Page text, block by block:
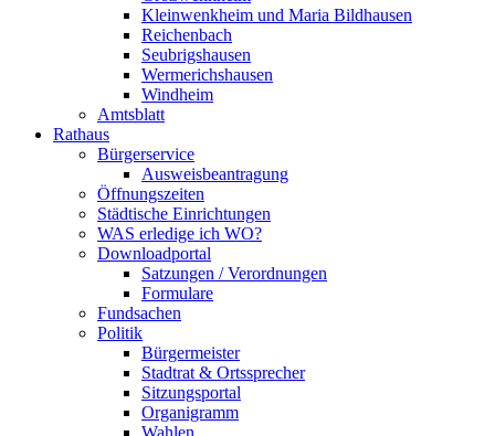
Kleinwenkheim und Maria Bildhausen
Reichenbach
Seubrigshausen
Wermerichshausen
Windheim
Amtsblatt
Rathaus
Bürgerservice
Ausweisbeantragung
Öffnungszeiten
Städtische Einrichtungen
WAS erledige ich WO?
Downloadportal
Satzungen / Verordnungen
Formulare
Fundsachen
Politik
Bürgermeister
Stadtrat & Ortssprecher
Sitzungsportal
Organigramm
Wahlen